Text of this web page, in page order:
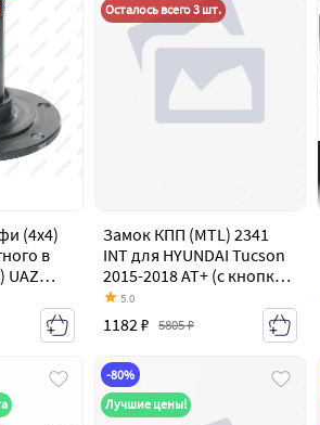
(4х4)
в
UAZ
Осталось всего 3 шт.
Замок КПП (MTL) 2341
INT для HYUNDAI Tucson
2015-2018 AT+ (с кнопкой
стояночного тормоза)
Хендай Туксон Fortus
182089
5.0
1182 ₽ 5805 ₽
-80%
Лучшие цены!